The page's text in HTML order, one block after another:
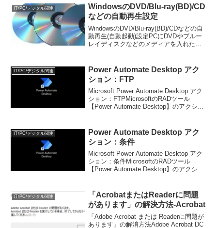
ているといった方ではないでしょうか。
独学の場合、どのレベル...
IT/PC/デジタル関連
WindowsのDVD/Blu-ray(BD)/CD
などの自動再生設定
WindowsのDVD/Blu-ray(BD)/CDなどの自
動再生(自動起動)設定PCにDVDやブルー
レイディスクなどのメディアを入れたと
メディアを入れたら自動...
IT/PC/デジタル関連
Power Automate Desktop アク
ション：FTP
Microsoft Power Automate Desktop アク
ション：FTPMicrosoftのRADツール
【Power Automate Desktop】のアクショ
IT/PC/デジタル関連
Power Automate Desktop アク
ション：条件
Microsoft Power Automate Desktop アク
ション：条件MicrosoftのRADツール
【Power Automate Desktop】のアクショ
IT/PC/デジタル関連
「AcrobatまたはReaderに問題
があります」の解決方法-Acrobat
「Adobe Acrobat または Readerに問題が
あります」の解消方法Adobe Acrobat DC